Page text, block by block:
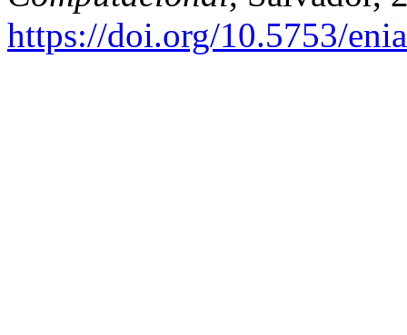
https://doi.org/10.5753/